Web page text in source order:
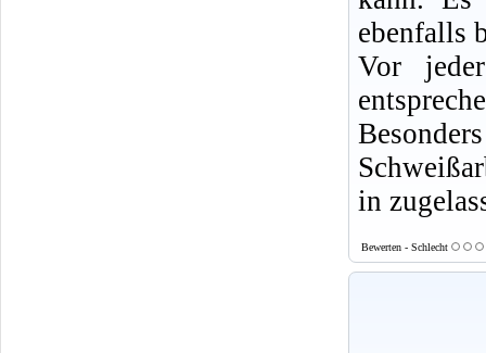
ebenfalls
Vor
in
Bewerten - Schlecht